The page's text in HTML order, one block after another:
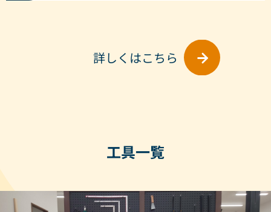
詳しくはこちら
工具一覧